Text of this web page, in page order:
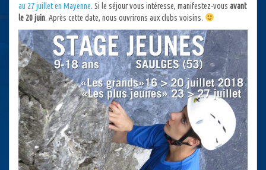
au 27 juillet en Mayenne. Si le séjour vous intéresse, manifestez-vous avant
le 20 juin. Après cette date, nous ouvrirons aux clubs voisins.